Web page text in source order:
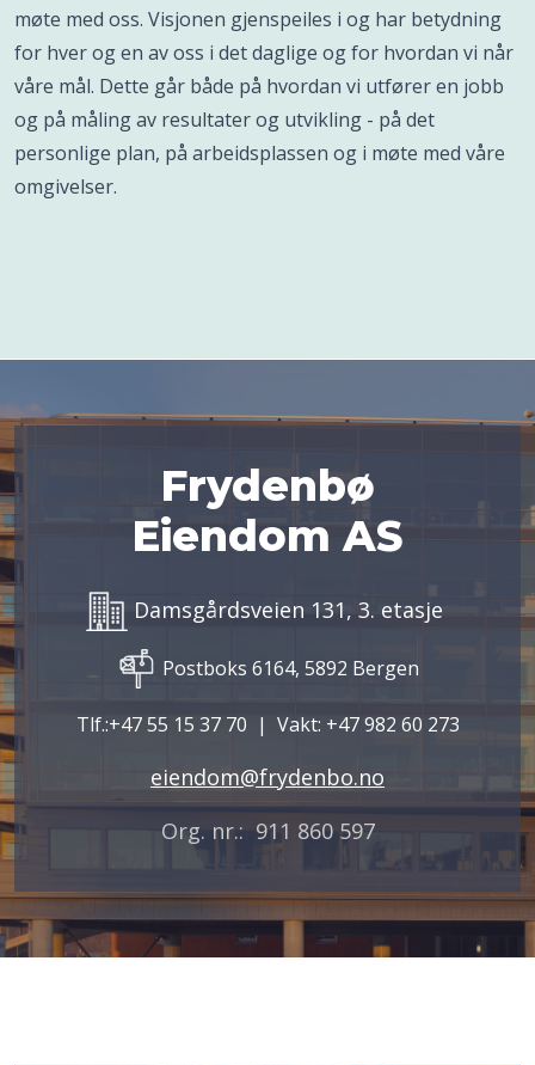
møte med oss. Visjonen gjenspeiles i og har betydning
for hver og en av oss i det daglige og for hvordan vi når
våre mål. Dette går både på hvordan vi utfører en jobb
og på måling av resultater og utvikling - på det
personlige plan, på arbeidsplassen og i møte med våre
omgivelser.
Frydenbø
Eiendom AS
Damsgårdsveien 131, 3. etasje
Postboks 6164, 5892 Bergen
Tlf.:+47 55 15 37 70 | Vakt: +47 982 60 273
eiendom@frydenbo.no
Org. nr.: 911 860 597